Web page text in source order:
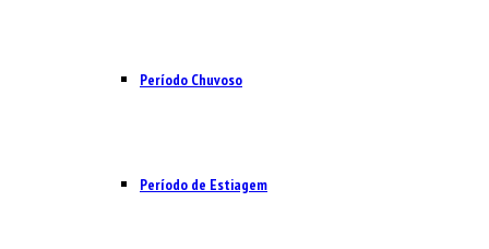
Período Chuvoso
Período de Estiagem